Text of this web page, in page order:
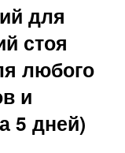
для
стоя
любого
и
5 дней)